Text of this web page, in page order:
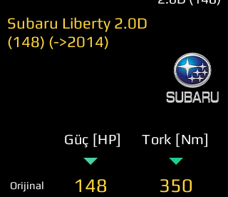
Subaru Liberty 2.0D
(148) (->2014)
Güç [HP] Tork [Nm]
Orijinal 148 350